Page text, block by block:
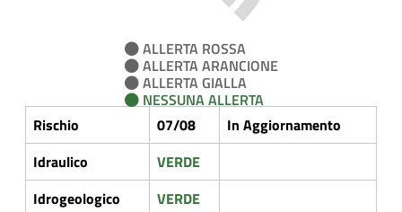
ALLERTA ROSSA
ALLERTA ARANCIONE
ALLERTA GIALLA
NESSUNA ALLERTA
Rischio
07/08
In Aggiornamento
Idraulico
VERDE
Idrogeologico
VERDE